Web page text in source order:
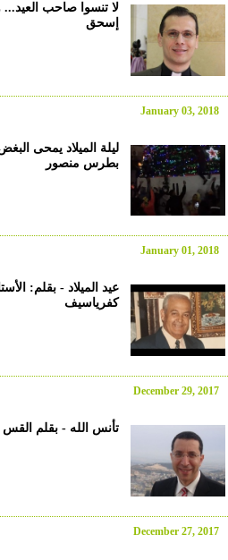
لا تنسوا صاحب
إسحق
January 03, 2018
ليلة الميلاد يمحى
بطرس منصور
January 01, 2018
عيد الميلاد - بقلم:
كفرياسيف
December 29, 2017
تأنس الله - بقلم القس
December 27, 2017